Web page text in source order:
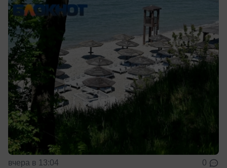
вчера в 13:04 0